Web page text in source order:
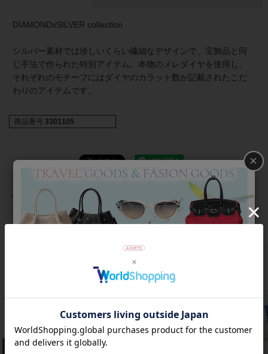
DIAMONDxSILVER collection
シルバー素材では珍しいくらい繊細なデザインで、宝飾品と同
じ手法で作られた特別アイテム。本物のメレダイヤを使用し、
それぞれのモチーフにはダイヤのカラット数が記載されたこだ
わりのアイテムです。
商品番号 3301105
返品について
おすすめアイテム
×